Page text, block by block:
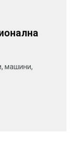
машини,